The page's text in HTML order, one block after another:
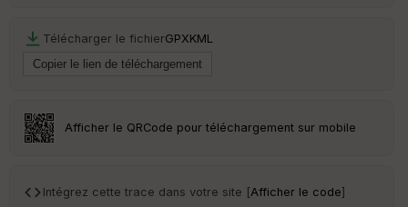
Télécharger le fichierGPXKML
Afficher le QRCode pour téléchargement sur mobile
Intégrez cette trace dans votre site [Afficher le code]